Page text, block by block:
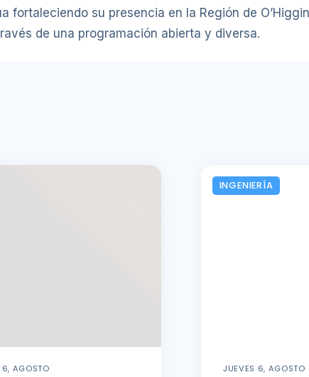
fortaleciendo su presencia en la Región de
de una programación abierta y diversa.
6, AGOSTO
INGENIERÍA
JUEVES 6, AGOSTO